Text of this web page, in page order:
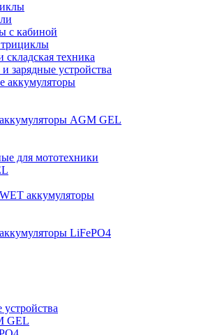
с кабиной
складская техника
зарядные устройства
аккумуляторы
AGM GEL
для мототехники
аккумуляторы
LiFePO4
устройства
GEL